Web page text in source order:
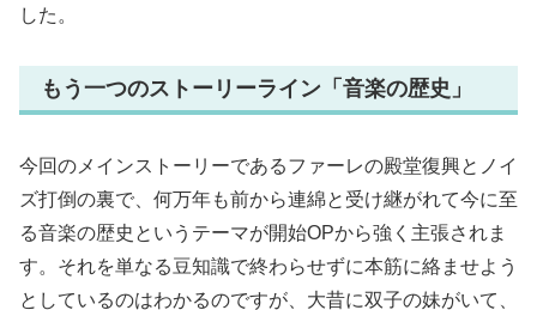
した。
もう一つのストーリーライン「音楽の歴史」
今回のメインストーリーであるファーレの殿堂復興とノイ
ズ打倒の裏で、何万年も前から連綿と受け継がれて今に至
る音楽の歴史というテーマが開始OPから強く主張されま
す。それを単なる豆知識で終わらせずに本筋に絡ませよう
としているのはわかるのですが、大昔に双子の妹がいて、